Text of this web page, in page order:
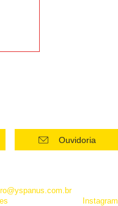
Ouvidoria
, pela nossa
Instagram